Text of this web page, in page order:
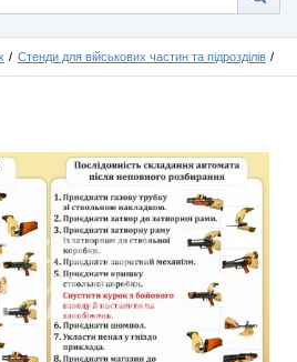
Стенди для військових частин та підрозділів